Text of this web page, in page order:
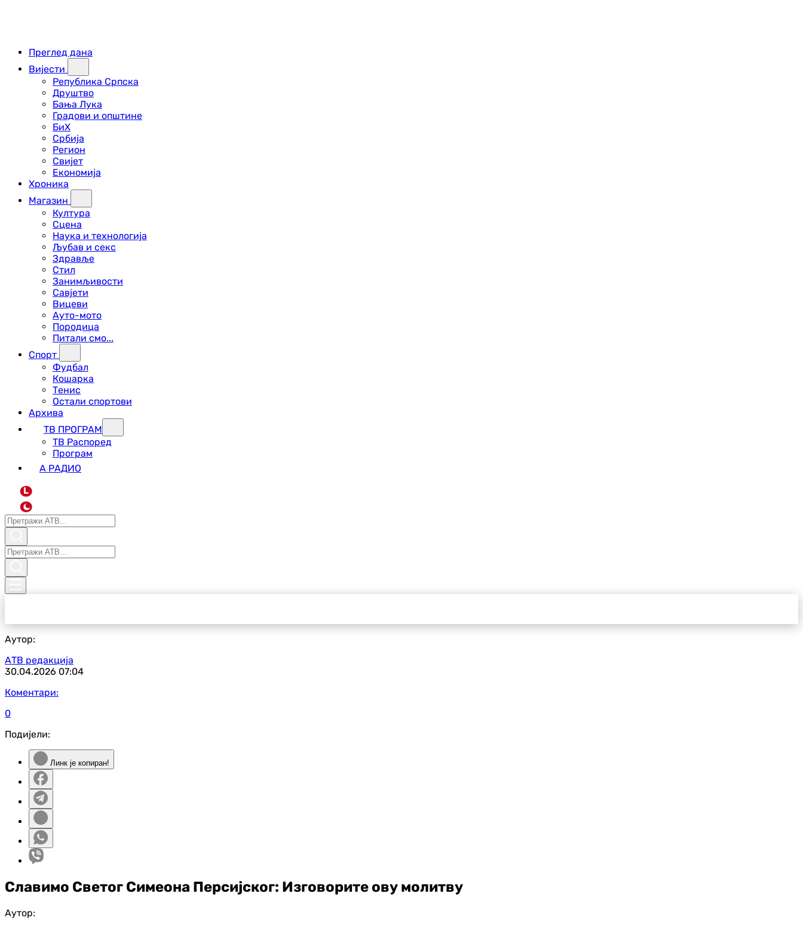
Преглед дана
Вијести
Република Српска
Друштво
Бања Лука
Градови и општине
БиХ
Србија
Регион
Свијет
Економија
Хроника
Магазин
Култура
Сцена
Наука и технологија
Љубав и секс
Здравље
Стил
Занимљивости
Савјети
Вицеви
Ауто-мото
Породица
Питали смо...
Спорт
Фудбал
Кошарка
Тенис
Остали спортови
Архива
ТВ ПРОГРАМ
ТВ Распоред
Програм
А РАДИО
L
Аутор:
АТВ редакција
30.04.2026 07:04
Коментари:
0
Подијели:
Линк је копиран!
Славимо Светог Симеона Персијског: Изговорите ову молитву
Аутор: